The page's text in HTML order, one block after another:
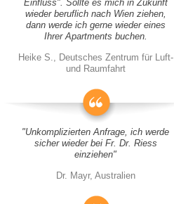
Einfluss". Sollte es mich in Zukunft
wieder beruflich nach Wien ziehen,
dann werde ich gerne wieder eines
Ihrer Apartments buchen.
Heike S., Deutsches Zentrum für Luft-
und Raumfahrt
"Unkomplizierten Anfrage, ich werde
sicher wieder bei Fr. Dr. Riess
einziehen"
Dr. Mayr, Australien